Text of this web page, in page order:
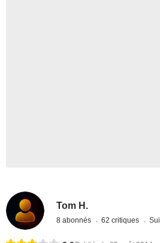
Tom H.
8 abonnés 62 critiques